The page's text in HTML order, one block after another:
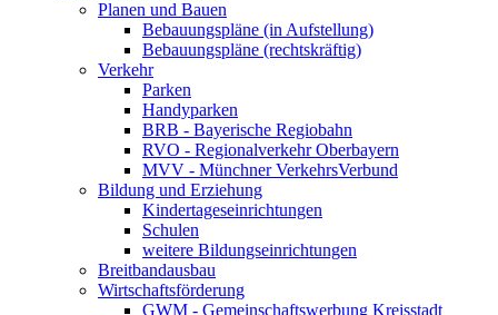
Planen und Bauen
Bebauungspläne (in Aufstellung)
Bebauungspläne (rechtskräftig)
Verkehr
Parken
Handyparken
BRB - Bayerische Regiobahn
RVO - Regionalverkehr Oberbayern
MVV - Münchner VerkehrsVerbund
Bildung und Erziehung
Kindertageseinrichtungen
Schulen
weitere Bildungseinrichtungen
Breitbandausbau
Wirtschaftsförderung
GWM - Gemeinschaftswerbung Kreisstadt